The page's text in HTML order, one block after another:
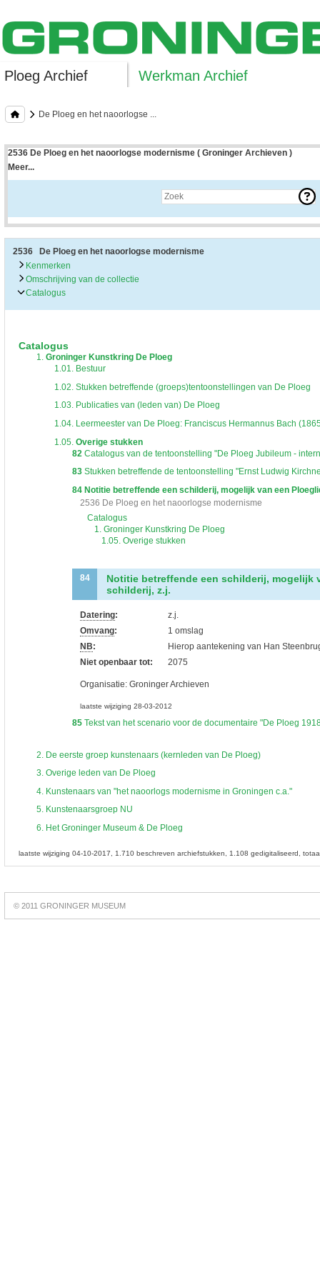
Ploeg Archief Werkman Archief
De Ploeg en het naoorlogse ...
2536 De Ploeg en het naoorlogse modernisme ( Groninger Archieven )
Meer...
Uitleg bij archieftoegang
Een archieftoegang geeft uitgebreide informatie over een bepaald archief.
• Kenmerken van het archief
• Inleiding op het archief
• Inventaris of plaatsingslijst
• Eventueel bijlagen
De kenmerken van het archief zijn o.m. de omvang, vindplaats,
De inleiding op het archief bevat interessante informatie over de
bevatten.
Bij het zoeken in de inventaris wordt de hiërarchie gevolgd. De rubrieken in
niveau voor, dan voldoen onderliggende niveaus ook aan de zoekvraag.
2536 De Ploeg en het naoorlogse modernisme
Kenmerken
Omschrijving van de collectie
Catalogus
Catalogus
1. Groninger Kunstkring De Ploeg
1.01.Bestuur
1.02.Stukken betreffende (groeps)tentoonstellingen van De Ploeg
1.03.Publicaties van (leden van) De Ploeg
1.04.Leermeester van De Ploeg: Franciscus Hermannus Bach
1.05. Overige stukken
82 Catalogus van de tentoonstelling "De Ploeg Jubileum -
83Stukken betreffende de tentoonstelling "Ernst Ludwig
84 Notitie betreffende een schilderij, mogelijk van een
2536 De Ploeg en het naoorlogse modernisme
Catalogus
1. Groninger Kunstkring De Ploeg
1.05. Overige stukken
84
Notitie betreffende een schilderij, mogelijk
schilderij, z.j.
Datering:
z.j.
Omvang:
1 omslag
NB:
Hierop aantekening van Han
Niet openbaar tot:
2075
Organisatie: Groninger Archieven
laatste wijziging 28-03-2012
85Tekst van het scenario voor de documentaire "De Ploeg
2. De eerste groep kunstenaars (kernleden van De Ploeg)
3.Overige leden van De Ploeg
4.Kunstenaars van "het naoorlogs modernisme in Groningen c.a."
5.Kunstenaarsgroep NU
6.Het Groninger Museum & De Ploeg
laatste wijziging 04-10-2017 1.710 beschreven archiefstukken 1.108 gedigitaliseerd
online
slots
© 2011 GRONINGER MUSEUM